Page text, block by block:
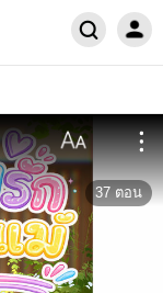
37 ตอน